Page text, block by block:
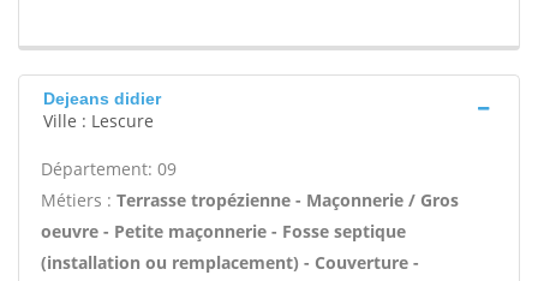
Dejeans didier
Ville : Lescure
Département: 09
Métiers : Terrasse tropézienne - Maçonnerie / Gros
oeuvre - Petite maçonnerie - Fosse septique
(installation ou remplacement) - Couverture -